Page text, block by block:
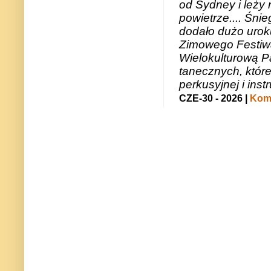
od Sydney i leży
powietrze....
dodało dużo
Zimowego
Wielokulturową
tanecznych,
perkusyjnej i
CZE-30 - 2026 |